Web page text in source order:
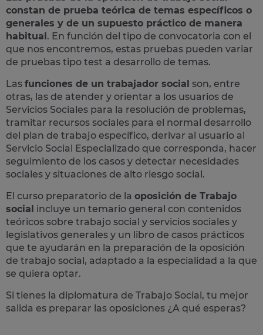
constan de prueba teórica de temas específicos o
generales y de un supuesto práctico de manera
habitual. En función del tipo de convocatoria con el
que nos encontremos, estas pruebas pueden variar
de pruebas tipo test a desarrollo de temas.
Las funciones de un trabajador social son, entre
otras, las de atender y orientar a los usuarios de
Servicios Sociales para la resolución de problemas,
tramitar recursos sociales para el normal desarrollo
del plan de trabajo específico, derivar al usuario al
Servicio Social Especializado que corresponda, hacer
seguimiento de los casos y detectar necesidades
sociales y situaciones de alto riesgo social.
El curso preparatorio de la oposición de Trabajo
social incluye un temario general con contenidos
teóricos sobre trabajo social y servicios sociales y
legislativos generales y un libro de casos prácticos
que te ayudarán en la preparación de la oposición
de trabajo social, adaptado a la especialidad a la que
se quiera optar.
Si tienes la diplomatura de Trabajo Social, tu mejor
salida es preparar las oposiciones ¿A qué esperas?